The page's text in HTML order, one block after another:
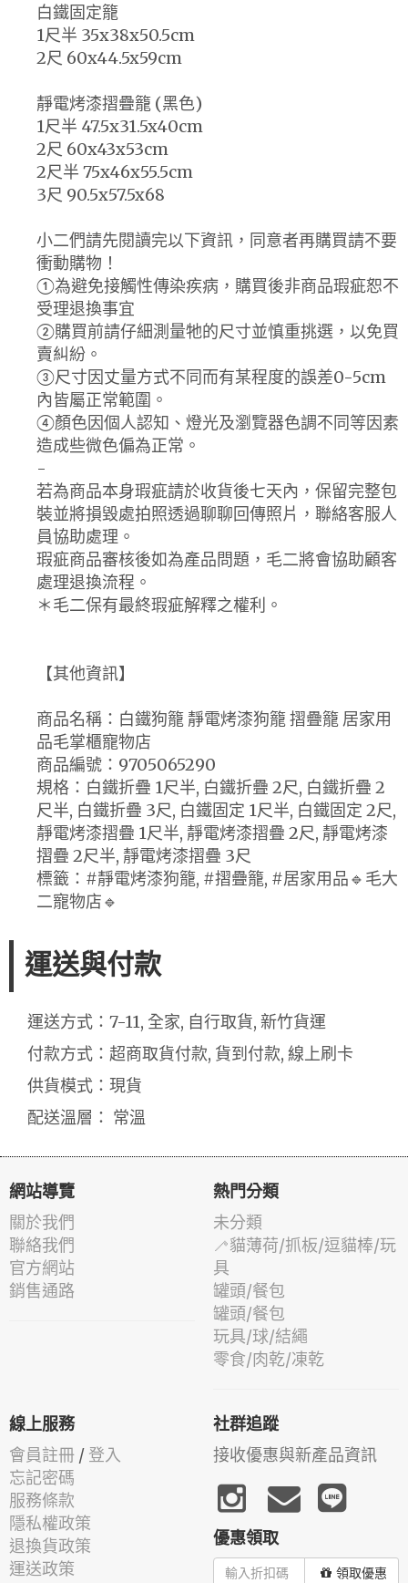
白鐵固定籠
1尺半 35x38x50.5cm
2尺 60x44.5x59cm
靜電烤漆摺疊籠 (黑色)
1尺半 47.5x31.5x40cm
2尺 60x43x53cm
2尺半 75x46x55.5cm
3尺 90.5x57.5x68
小二們請先閱讀完以下資訊，同意者再購買請不要
衝動購物！
①為避免接觸性傳染疾病，購買後非商品瑕疵恕不
受理退換事宜
②購買前請仔細測量牠的尺寸並慎重挑選，以免買
賣糾紛。
③尺寸因丈量方式不同而有某程度的誤差0-5cm
內皆屬正常範圍。
④顏色因個人認知、燈光及瀏覽器色調不同等因素
造成些微色偏為正常。
-
若為商品本身瑕疵請於收貨後七天內，保留完整包
裝並將損毀處拍照透過聊聊回傳照片，聯絡客服人
員協助處理。
瑕疵商品審核後如為產品問題，毛二將會協助顧客
處理退換流程。
＊毛二保有最終瑕疵解釋之權利。
【其他資訊】
商品名稱：白鐵狗籠 靜電烤漆狗籠 摺疊籠 居家用
品毛掌櫃寵物店
商品編號：9705065290
規格：白鐵折疊 1尺半, 白鐵折疊 2尺, 白鐵折疊 2
尺半, 白鐵折疊 3尺, 白鐵固定 1尺半, 白鐵固定 2尺,
靜電烤漆摺疊 1尺半, 靜電烤漆摺疊 2尺, 靜電烤漆
摺疊 2尺半, 靜電烤漆摺疊 3尺
標籤：#靜電烤漆狗籠, #摺疊籠, #居家用品🔹毛大
二寵物店🔹
運送與付款
運送方式：7-11, 全家, 自行取貨, 新竹貨運
付款方式：超商取貨付款, 貨到付款, 線上刷卡
供貨模式：現貨
配送溫層： 常溫
網站導覽
關於我們
聯絡我們
官方網站
銷售通路
熱門分類
未分類
🦯貓薄荷/抓板/逗貓棒/玩
具
罐頭/餐包
罐頭/餐包
玩具/球/結繩
零食/肉乾/凍乾
線上服務
會員註冊 / 登入
忘記密碼
服務條款
隱私權政策
退換貨政策
運送政策
社群追蹤
接收優惠與新產品資訊
優惠領取
領取優惠